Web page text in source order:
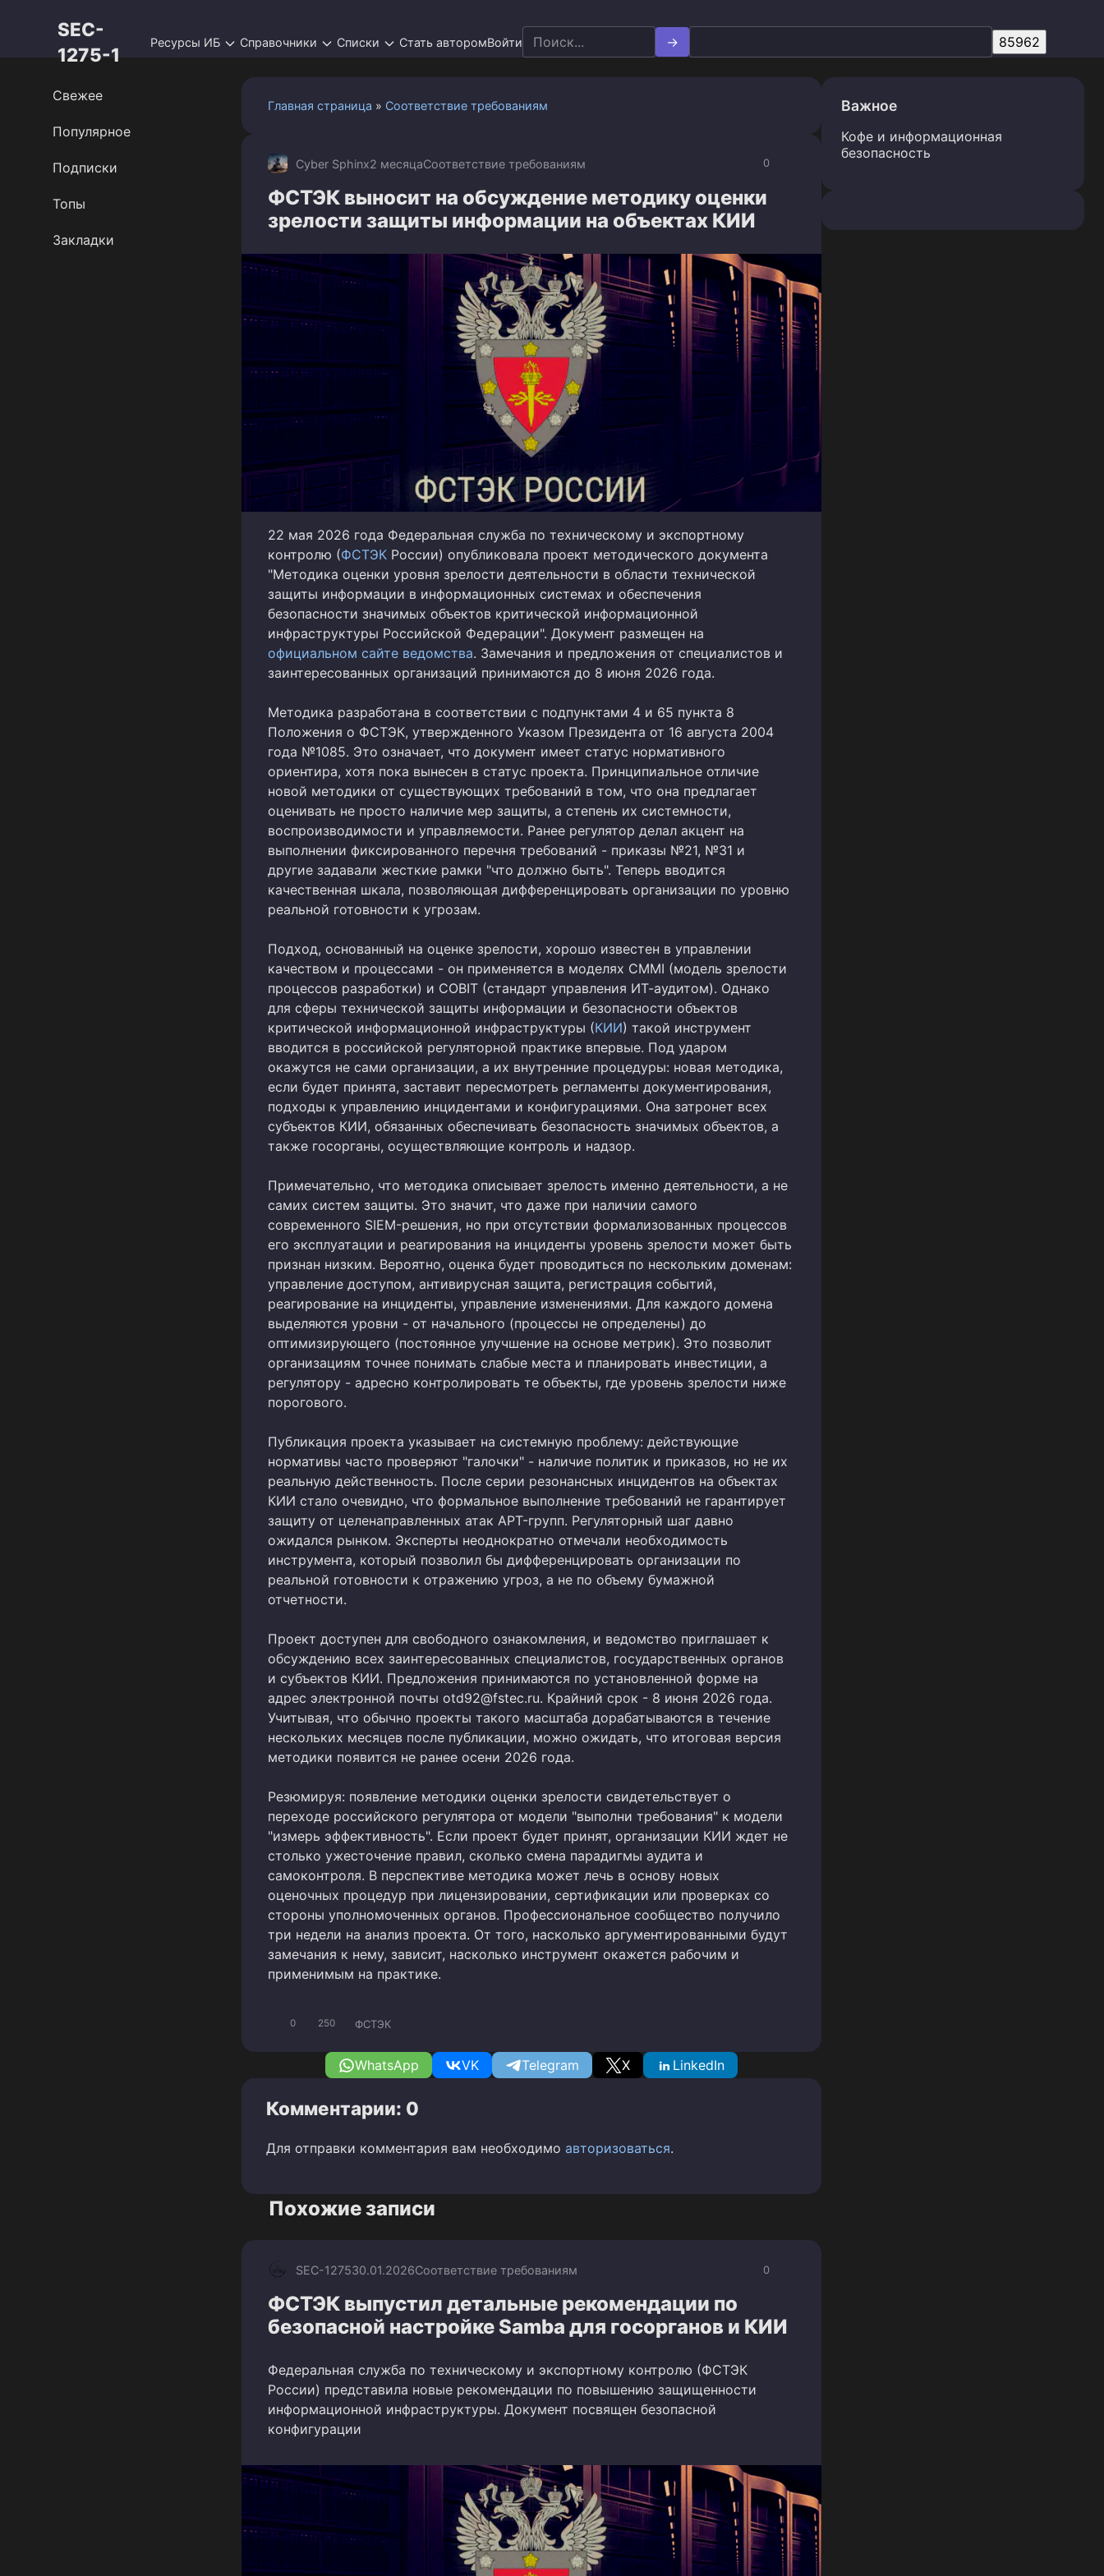
SEC-
1275-1
Ресурсы ИБ Справочники Списки Стать авторомВойти Search
for:
Главная страница » Соответствие требованиям
0
Cyber Sphinx2 месяцаСоответствие требованиям
ФСТЭК выносит на обсуждение методику оценки
зрелости защиты информации на объектах КИИ
22 мая 2026 года Федеральная служба по техническому и экспортному
контролю (ФСТЭК России) опубликовала проект методического документа
"Методика оценки уровня зрелости деятельности в области технической
защиты информации в информационных системах и обеспечения
безопасности значимых объектов критической информационной
инфраструктуры Российской Федерации". Документ размещен на
официальном сайте ведомства. Замечания и предложения от специалистов и
заинтересованных организаций принимаются до 8 июня 2026 года.
Методика разработана в соответствии с подпунктами 4 и 65 пункта 8
Положения о ФСТЭК, утвержденного Указом Президента от 16 августа 2004
года №1085. Это означает, что документ имеет статус нормативного
ориентира, хотя пока вынесен в статус проекта. Принципиальное отличие
новой методики от существующих требований в том, что она предлагает
оценивать не просто наличие мер защиты, а степень их системности,
воспроизводимости и управляемости. Ранее регулятор делал акцент на
выполнении фиксированного перечня требований - приказы №21, №31 и
другие задавали жесткие рамки "что должно быть". Теперь вводится
качественная шкала, позволяющая дифференцировать организации по уровню
реальной готовности к угрозам.
Подход, основанный на оценке зрелости, хорошо известен в управлении
качеством и процессами - он применяется в моделях CMMI (модель зрелости
процессов разработки) и COBIT (стандарт управления ИТ-аудитом). Однако
для сферы технической защиты информации и безопасности объектов
критической информационной инфраструктуры (КИИ) такой инструмент
вводится в российской регуляторной практике впервые. Под ударом
окажутся не сами организации, а их внутренние процедуры: новая методика,
если будет принята, заставит пересмотреть регламенты документирования,
подходы к управлению инцидентами и конфигурациями. Она затронет всех
субъектов КИИ, обязанных обеспечивать безопасность значимых объектов, а
также госорганы, осуществляющие контроль и надзор.
Примечательно, что методика описывает зрелость именно деятельности, а не
самих систем защиты. Это значит, что даже при наличии самого
современного SIEM-решения, но при отсутствии формализованных процессов
его эксплуатации и реагирования на инциденты уровень зрелости может быть
признан низким. Вероятно, оценка будет проводиться по нескольким доменам:
управление доступом, антивирусная защита, регистрация событий,
реагирование на инциденты, управление изменениями. Для каждого домена
выделяются уровни - от начального (процессы не определены) до
оптимизирующего (постоянное улучшение на основе метрик). Это позволит
организациям точнее понимать слабые места и планировать инвестиции, а
регулятору - адресно контролировать те объекты, где уровень зрелости ниже
порогового.
Публикация проекта указывает на системную проблему: действующие
нормативы часто проверяют "галочки" - наличие политик и приказов, но не их
реальную действенность. После серии резонансных инцидентов на объектах
КИИ стало очевидно, что формальное выполнение требований не гарантирует
защиту от целенаправленных атак APT-групп. Регуляторный шаг давно
ожидался рынком. Эксперты неоднократно отмечали необходимость
инструмента, который позволил бы дифференцировать организации по
реальной готовности к отражению угроз, а не по объему бумажной
отчетности.
Проект доступен для свободного ознакомления, и ведомство приглашает к
обсуждению всех заинтересованных специалистов, государственных органов
и субъектов КИИ. Предложения принимаются по установленной форме на
адрес электронной почты otd92@fstec.ru. Крайний срок - 8 июня 2026 года.
Учитывая, что обычно проекты такого масштаба дорабатываются в течение
нескольких месяцев после публикации, можно ожидать, что итоговая версия
методики появится не ранее осени 2026 года.
Резюмируя: появление методики оценки зрелости свидетельствует о
переходе российского регулятора от модели "выполни требования" к модели
"измерь эффективность". Если проект будет принят, организации КИИ ждет не
столько ужесточение правил, сколько смена парадигмы аудита и
самоконтроля. В перспективе методика может лечь в основу новых
оценочных процедур при лицензировании, сертификации или проверках со
стороны уполномоченных органов. Профессиональное сообщество получило
три недели на анализ проекта. От того, насколько аргументированными будут
замечания к нему, зависит, насколько инструмент окажется рабочим и
применимым на практике.
0 250 ФСТЭК
WhatsApp VK Telegram X LinkedIn
Комментарии: 0
Для отправки комментария вам необходимо авторизоваться.
Похожие записи
0
SEC-127530.01.2026Соответствие требованиям
ФСТЭК выпустил детальные рекомендации по
безопасной настройке Samba для госорганов и КИИ
Федеральная служба по техническому и экспортному контролю (ФСТЭК
России) представила новые рекомендации по повышению защищенности
информационной инфраструктуры. Документ посвящен безопасной
конфигурации
Свежее
Популярное
Подписки
Топы
Закладки
Важное
Кофе и информационная
безопасность